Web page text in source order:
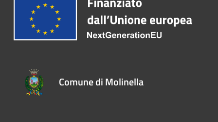
Comune di Molinella